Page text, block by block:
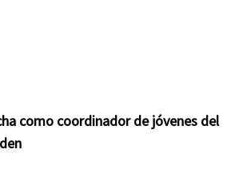
como coordinador de jóvenes del